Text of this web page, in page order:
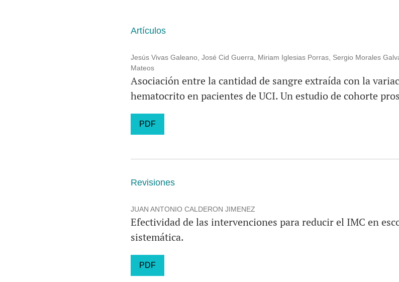
Artículos
Jesús Vivas Galeano, José Cid Guerra, Miriam Iglesias Porras, Sergio Morales
Mateos
Asociación entre la cantidad de sangre extraída con la
hematocrito en pacientes de UCI. Un estudio de cohorte
PDF
Revisiones
JUAN ANTONIO CALDERON JIMENEZ
Efectividad de las intervenciones para reducir el IMC en
sistemática.
PDF